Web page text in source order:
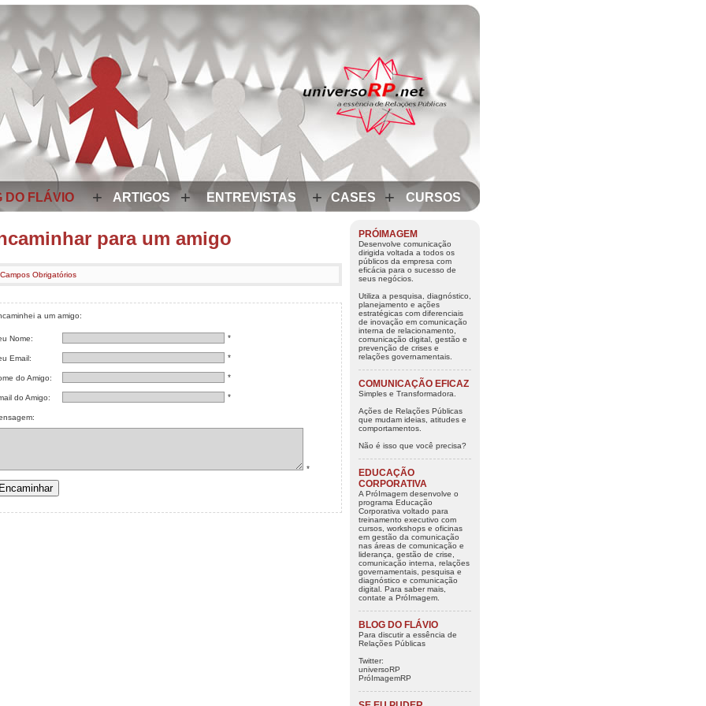
DO FLÁVIO + ARTIGOS + ENTREVISTAS + CASES + CURSOS
para um amigo
Obrigatórios
a um amigo:
Nome: *
Email: *
do Amigo: *
do Amigo: *
*
PRÓIMAGEM
Desenvolve comunicação
dirigida voltada a todos os
públicos da empresa com
eficácia para o sucesso de
seus negócios.
Utiliza a pesquisa, diagnóstico,
planejamento e ações
estratégicas com diferenciais
de inovação em comunicação
interna de relacionamento,
comunicação digital, gestão e
prevenção de crises e
relações governamentais.
COMUNICAÇÃO EFICAZ
Simples e Transformadora.
Ações de Relações Públicas
que mudam ideias, atitudes e
comportamentos.
Não é isso que você precisa?
EDUCAÇÃO
CORPORATIVA
A PróImagem desenvolve o
programa Educação
Corporativa voltado para
treinamento executivo com
cursos, workshops e oficinas
em gestão da comunicação
nas áreas de comunicação e
liderança, gestão de crise,
comunicação interna, relações
governamentais, pesquisa e
diagnóstico e comunicação
digital. Para saber mais,
contate a PróImagem.
BLOG DO FLÁVIO
Para discutir a essência de
Relações Públicas
Twitter:
universoRP
PróImagemRP